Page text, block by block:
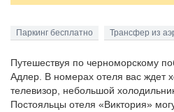
Паркинг бесплатно Трансфер из
Путешествуя по черноморскому
Адлер. В номерах отеля вас ждет
телевизор, небольшой
Постояльцы отеля «Виктория»